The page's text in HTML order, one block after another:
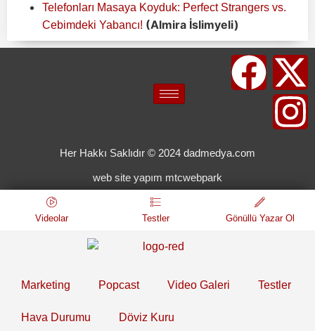
Telefonları Masaya Koyduk: Perfect Strangers vs.
Cebimdeki Yabancı! (Almira İslimyeli)
Her Hakkı Saklıdır © 2024 dadmedya.com
web site yapım mtcwebpark
Videolar Testler Gönüllü Yazar Ol
Marketing Popcast Video Galeri Testler
Hava Durumu Döviz Kuru